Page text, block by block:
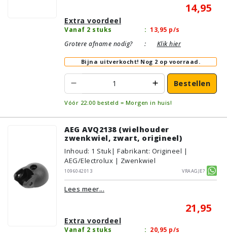
14,95
Extra voordeel
Vanaf 2 stuks : 13,95 p/s
Grotere afname nodig?
: Klik hier
Bijna uitverkocht! Nog 2 op voorraad.
Bestellen
Vóór 22:00 besteld = Morgen in huis!
AEG AVQ2138 (wielhouder
zwenkwiel, zwart, origineel)
Inhoud: 1 Stuk| Fabrikant: Origineel |
AEG/Electrolux | Zwenkwiel
1096042013
Vraagje?
Lees meer...
21,95
Extra voordeel
Vanaf 2 stuks : 20,95 p/s